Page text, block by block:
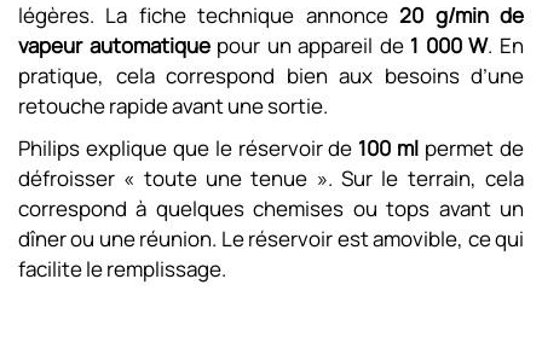
légères. La fiche technique annonce20 g/min de
vapeur automatiquepour un appareil de 1 000 W. En
pratique, cela correspond bien aux besoins d’une
retouche rapide avant une sortie.
Philips explique que le réservoir de 100 ml permet de
défroisser « toute une tenue ». Sur le terrain, cela
correspond à quelques chemises ou tops avant un
dîner ou une réunion. Le réservoir est amovible, ce qui
facilite le remplissage.